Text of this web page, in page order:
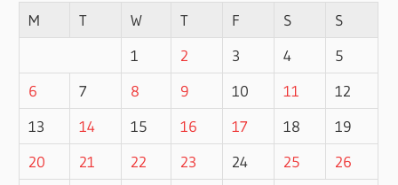
M
T W T F S
S
1
2 3 4
5
6
7 8 9 10 11
12
13
14 15 16 17 18
19
20
21 22 23 24 25
26